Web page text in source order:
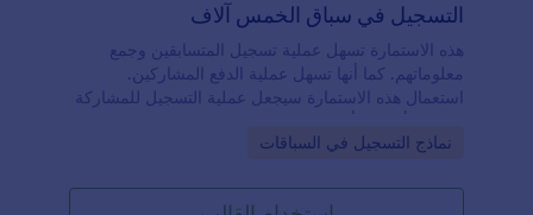
التسجيل في سباق الخمس آلاف
هذه الاستمارة تسهل عملية تسجيل المتسابقين وجمع
معلوماتهم. كما أنها تسهل عملية الدفع المشاركين.
استعمال هذه الاستمارة سيجعل عملية التسجيل للمشاركة
Go to Category:
نماذج التسجيل في السباقات